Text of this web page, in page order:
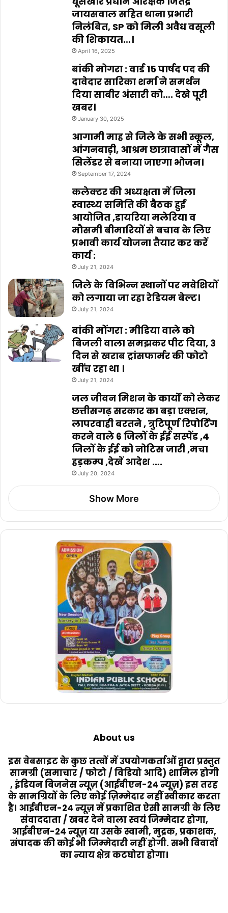
जायसवाल सहित थाना प्रभारी
निलंबित, SP को मिली अवैध वसूली
की शिकायत…।
April 16, 2025
बांकी मोगरा : वार्ड 15 पार्षद पद की
दावेदार सारिका शर्मा ने समर्थन
दिया साबीर अंसारी को…. देखे पूरी
खबर।
January 30, 2025
आगामी माह से जिले के सभी स्कूल,
आंगनबाड़ी, आश्रम छात्रावासों में गैस
सिलेंडर से बनाया जाएगा भोजन।
September 17, 2024
कलेक्टर की अध्यक्षता में जिला
स्वास्थ्य समिति की बैठक हुई
आयोजित ,डायरिया मलेरिया व
मौसमी बीमारियों से बचाव के लिए
प्रभावी कार्य योजना तैयार कर करें
कार्य :
July 21, 2024
जिले के विभिन्न स्थानों पर मवेशियों
को लगाया जा रहा रेडियम बेल्ट।
July 21, 2024
बांकी मोंगरा : मीडिया वाले को
बिजली वाला समझकर पीट दिया, 3
दिन से खराब ट्रांसफार्मर की फोटो
खींच रहा था ।
July 21, 2024
जल जीवन मिशन के कार्यों को लेकर
छत्तीसगढ़ सरकार का बड़ा एक्शन,
लापरवाही बरतने , त्रुटिपूर्ण रिपोर्टिंग
करने वाले 6 जिलों के ईई सस्पेंड ,4
जिलों के ईई को नोटिस जारी ,मचा
हड़कम्प ,देखें आदेश ….
July 20, 2024
Show More
About us
इस वेबसाइट के कुछ तत्वों में उपयोगकर्ताओं द्वारा प्रस्तुत
सामग्री (समाचार / फोटो / विडियो आदि) शामिल होगी
, इंडियन बिजनेस न्यूज़ (आईबीएन-24 न्यूज़) इस तरह
के सामग्रियों के लिए कोई ज़िम्मेदार नहीं स्वीकार करता
है। आईबीएन-24 न्यूज़ में प्रकाशित ऐसी सामग्री के लिए
संवाददाता / खबर देने वाला स्वयं जिम्मेदार होगा,
आईबीएन-24 न्यूज़ या उसके स्वामी, मुद्रक, प्रकाशक,
संपादक की कोई भी जिम्मेदारी नहीं होगी. सभी विवादों
का न्याय क्षेत्र कटघोरा होगा।